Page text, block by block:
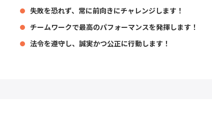
失敗を恐れず、常に前向きにチャレンジします！
チームワークで最高のパフォーマンスを発揮します！
法令を遵守し、誠実かつ公正に行動します！